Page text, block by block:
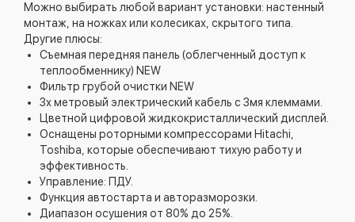
Можно выбирать любой вариант установки: настенный
монтаж, на ножках или колесиках, скрытого типа.
Другие плюсы:
Cъемная передняя панель (облегченный доступ к
теплообменнику) NEW
Фильтр грубой очистки NEW
3х метровый электрический кабель с 3мя клеммами.
Цветной цифровой жидкокристаллический дисплей.
Оснащены роторными компрессорами Hitachi,
Toshiba, которые обеспечивают тихую работу и
эффективность.
Управление: ПДУ.
Функция автостарта и авторазморозки.
Диапазон осушения от 80% до 25%.